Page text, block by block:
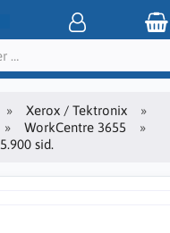
Xerox / Tektronix
WorkCentre 3655
sid.